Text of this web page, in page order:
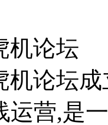
机论坛
论坛成
运营,是